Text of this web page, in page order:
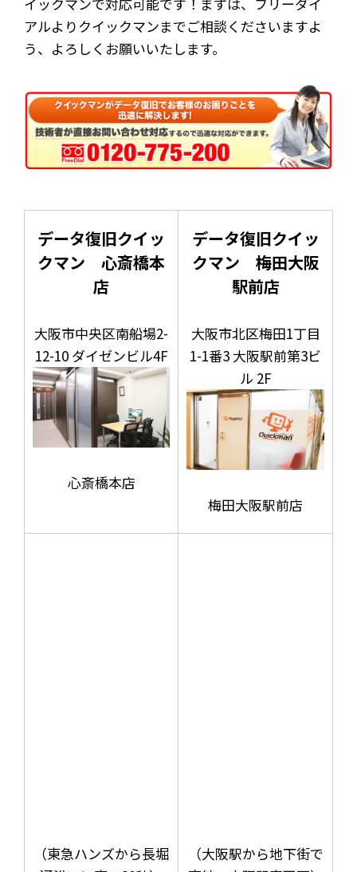
アルよりクイックマンまでご相談くださいますよ
う、よろしくお願いいたします。
データ復旧クイッ
クマン 心斎橋本
店
大阪市中央区南船場2-
12-10 ダイゼンビル4F
心斎橋本店
データ復旧クイッ
クマン 梅田大阪
駅前店
大阪市北区梅田1丁目
1-1番3 大阪駅前第3ビ
ル 2F
梅田大阪駅前店
（東急ハンズから長堀
（大阪駅から地下街で